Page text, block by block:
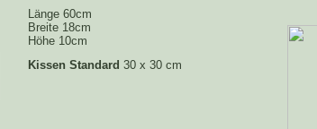
Länge 60cm
Breite 18cm
Höhe 10cm
Kissen Standard 30 x 30 cm